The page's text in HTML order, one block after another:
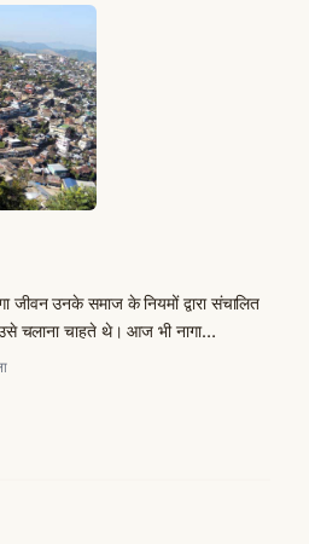
उनके समाज के नियमों द्वारा संचालित
उसे चलाना चाहते थे। आज भी नागा…